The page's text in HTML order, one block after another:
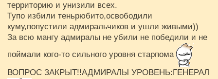
территорию и унизили всех.
Тупо избили теньрюбито,освободили
куму,попустили адмиральчиков и ушли живыми))
За всю мангу адмиралы не убили не победили и не
поймали кого-то сильного уровня старпома
ВОПРОС ЗАКРЫТ!!АДМИРАЛЫ УРОВЕНЬ:ГЕНЕРАЛ